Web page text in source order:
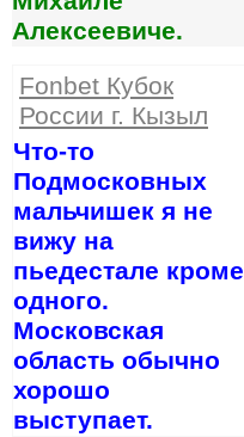
Алексеевиче.
Fonbet Кубок
России г. Кызыл
Что-то
Подмосковных
мальчишек я не
вижу на
пьедестале кроме
одного.
Московская
область обычно
хорошо
выступает.